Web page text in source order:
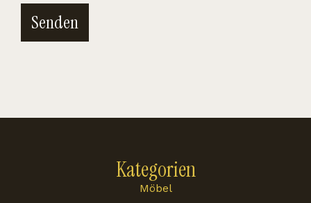
Senden
Kategorien
Möbel